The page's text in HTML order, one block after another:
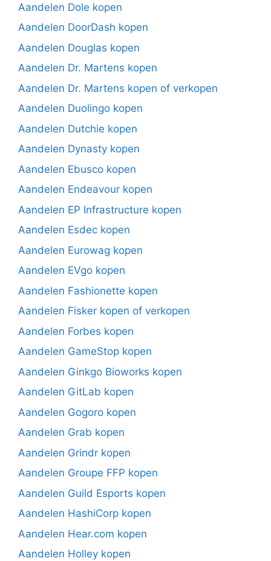
Aandelen Dole kopen
Aandelen DoorDash kopen
Aandelen Douglas kopen
Aandelen Dr. Martens kopen
Aandelen Dr. Martens kopen of verkopen
Aandelen Duolingo kopen
Aandelen Dutchie kopen
Aandelen Dynasty kopen
Aandelen Ebusco kopen
Aandelen Endeavour kopen
Aandelen EP Infrastructure kopen
Aandelen Esdec kopen
Aandelen Eurowag kopen
Aandelen EVgo kopen
Aandelen Fashionette kopen
Aandelen Fisker kopen of verkopen
Aandelen Forbes kopen
Aandelen GameStop kopen
Aandelen Ginkgo Bioworks kopen
Aandelen GitLab kopen
Aandelen Gogoro kopen
Aandelen Grab kopen
Aandelen Grindr kopen
Aandelen Groupe FFP kopen
Aandelen Guild Esports kopen
Aandelen HashiCorp kopen
Aandelen Hear.com kopen
Aandelen Holley kopen